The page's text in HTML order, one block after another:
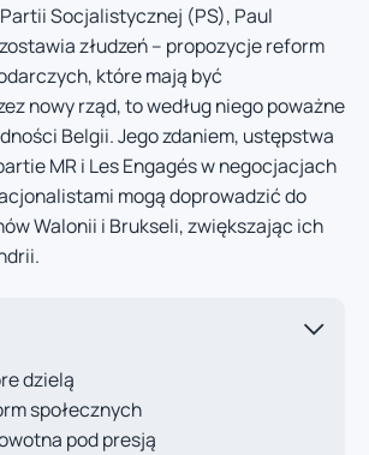
Socjalistycznej (PS), Paul
złudzeń – propozycje reform
które mają być
nowy rząd, to według niego poważne
Belgii. Jego zdaniem, ustępstwa
MR i Les Engagés w negocjacjach
mogą doprowadzić do
Walonii i Brukseli, zwiększając ich
dzielą
społecznych
pod presją